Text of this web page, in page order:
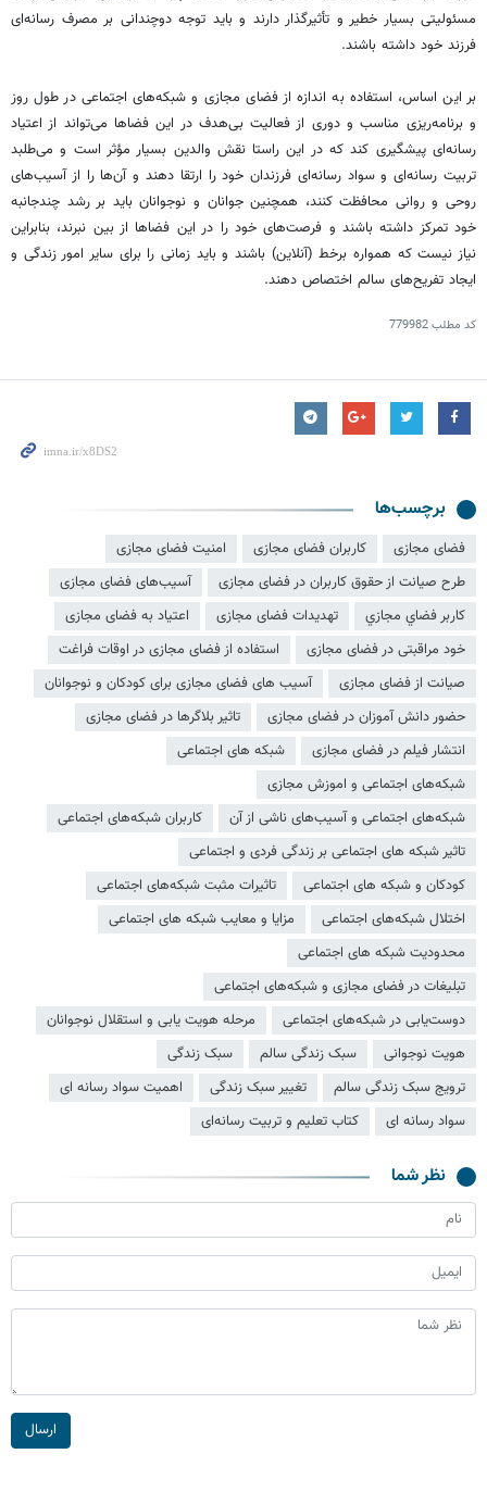
مسئولیتی بسیار خطیر و تأثیرگذار دارند و باید توجه دوچندانی بر مصرف رسانه‌ای
فرزند خود داشته باشند.
بر این اساس، استفاده به اندازه از فضای مجازی و شبکه‌های اجتماعی در طول روز
و برنامه‌ریزی مناسب و دوری از فعالیت بی‌هدف در این فضاها می‌تواند از اعتیاد
رسانه‌ای پیشگیری کند که در این راستا نقش والدین بسیار مؤثر است و می‌طلبد
تربیت رسانه‌ای و سواد رسانه‌ای فرزندان خود را ارتقا دهند و آن‌ها را از آسیب‌های
روحی و روانی محافظت کنند، همچنین جوانان و نوجوانان باید بر رشد چندجانبه
خود تمرکز داشته باشند و فرصت‌های خود را در این فضاها از بین نبرند، بنابراین
نیاز نیست که همواره برخط (آنلاین) باشند و باید زمانی را برای سایر امور زندگی و
ایجاد تفریح‌های سالم اختصاص دهند.
کد مطلب779982
برچسب‌ها
فضای مجازی کاربران فضای مجازی
امنیت فضای مجازی
طرح صیانت از حقوق کاربران در فضای مجازی
آسیب‌های فضای مجازی
کاربر فضاي مجازي
تهدیدات فضای مجازی
اعتیاد به فضای مجازی
خود مراقبتی در فضای مجازی
استفاده از فضای مجازی در اوقات فراغت
صیانت از فضای مجازی
آسیب های فضای مجازی برای کودکان و نوجوانان
حضور دانش آموزان در فضای مجازی
تاثیر بلاگرها در فضای مجازی
انتشار فیلم در فضای مجازی
شبکه های اجتماعی
شبکه‌های اجتماعی و اموزش مجازی
شبکه‌های اجتماعی و آسیب‌های ناشی از آن
کاربران شبکه‌های اجتماعی
تاثیر شبکه های اجتماعی بر زندگی فردی و اجتماعی
کودکان و شبکه های اجتماعی
تاثیرات مثبت شبکه‌های اجتماعی
اختلال شبکه‌های اجتماعی
مزایا و معایب شبکه های اجتماعی
محدودیت شبکه های اجتماعی
تبلیغات در فضای مجازی و شبکه‌های اجتماعی
دوست‌یابی در شبکه‌های اجتماعی
مرحله هویت یابی و استقلال نوجوانان
هویت نوجوانی
سبک زندگی سالم
سبک زندگی
ترویج سبک زندگی سالم
تغییر سبک زندگی
اهمیت سواد رسانه ای
سواد رسانه ای
كتاب تعلیم و تربیت رسانه‌ای
نظر شما
ارسال